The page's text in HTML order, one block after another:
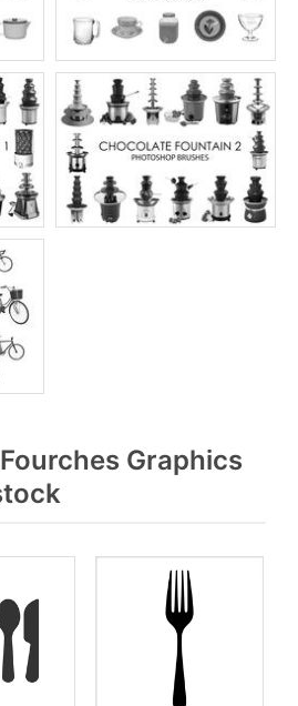
Graphics